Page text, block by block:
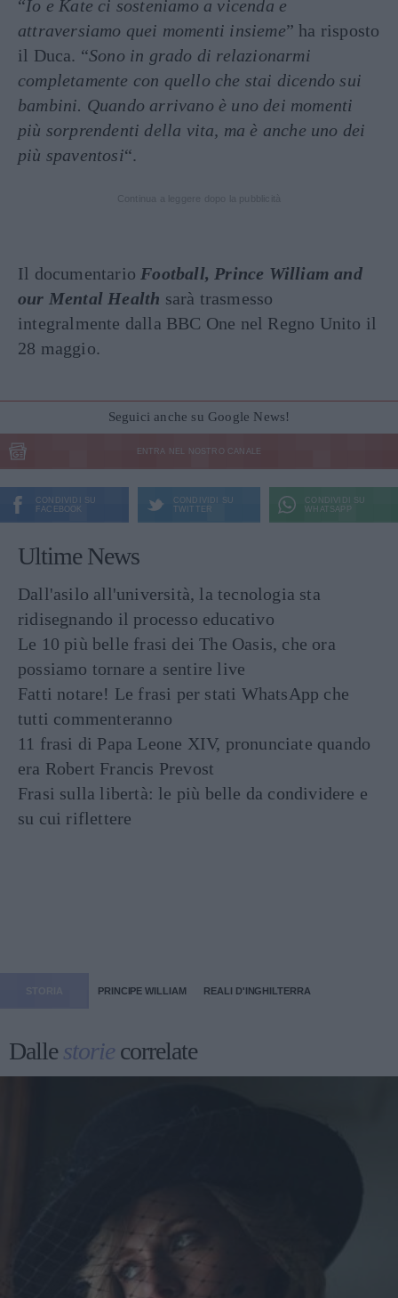
“Io e Kate ci sosteniamo a vicenda e
attraversiamo quei momenti insieme” ha risposto
il Duca. “Sono in grado di relazionarmi
completamente con quello che stai dicendo sui
bambini. Quando arrivano è uno dei momenti
più sorprendenti della vita, ma è anche uno dei
più spaventosi“.
Il documentario Football, Prince William and
our Mental Health sarà trasmesso
integralmente dalla BBC One nel Regno Unito il
28 maggio.
Seguici anche su Google News!
ENTRA NEL NOSTRO CANALE
CONDIVIDI SU
FACEBOOK
CONDIVIDI SU
TWITTER
CONDIVIDI SU
WHATSAPP
Ultime News
Dall'asilo all'università, la tecnologia sta
ridisegnando il processo educativo
Le 10 più belle frasi dei The Oasis, che ora
possiamo tornare a sentire live
Fatti notare! Le frasi per stati WhatsApp che
tutti commenteranno
11 frasi di Papa Leone XIV, pronunciate quando
era Robert Francis Prevost
Frasi sulla libertà: le più belle da condividere e
su cui riflettere
PRINCIPE WILLIAM REALI D'INGHILTERRA
Dallestorie correlate